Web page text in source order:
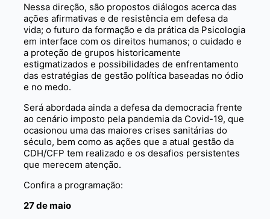
Nessa direção, são propostos diálogos acerca das
ações afirmativas e de resistência em defesa da
vida; o futuro da formação e da prática da Psicologia
em interface com os direitos humanos; o cuidado e
a proteção de grupos historicamente
estigmatizados e possibilidades de enfrentamento
das estratégias de gestão política baseadas no ódio
e no medo.
Será abordada ainda a defesa da democracia frente
ao cenário imposto pela pandemia da Covid-19, que
ocasionou uma das maiores crises sanitárias do
século, bem como as ações que a atual gestão da
CDH/CFP tem realizado e os desafios persistentes
que merecem atenção.
Confira a programação:
27 de maio